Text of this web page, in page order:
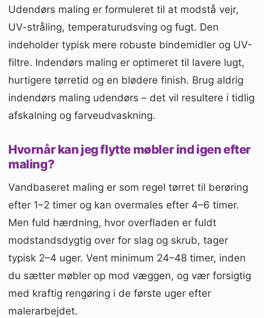
Udendørs maling er formuleret til at modstå vejr,
UV-stråling, temperaturudsving og fugt. Den
indeholder typisk mere robuste bindemidler og UV-
filtre. Indendørs maling er optimeret til lavere lugt,
hurtigere tørretid og en blødere finish. Brug aldrig
indendørs maling udendørs – det vil resultere i tidlig
afskalning og farveudvaskning.
Hvornår kan jeg flytte møbler ind igen efter
maling?
Vandbaseret maling er som regel tørret til berøring
efter 1–2 timer og kan overmales efter 4–6 timer.
Men fuld hærdning, hvor overfladen er fuldt
modstandsdygtig over for slag og skrub, tager
typisk 2–4 uger. Vent minimum 24–48 timer, inden
du sætter møbler op mod væggen, og vær forsigtig
med kraftig rengøring i de første uger efter
malerarbejdet.